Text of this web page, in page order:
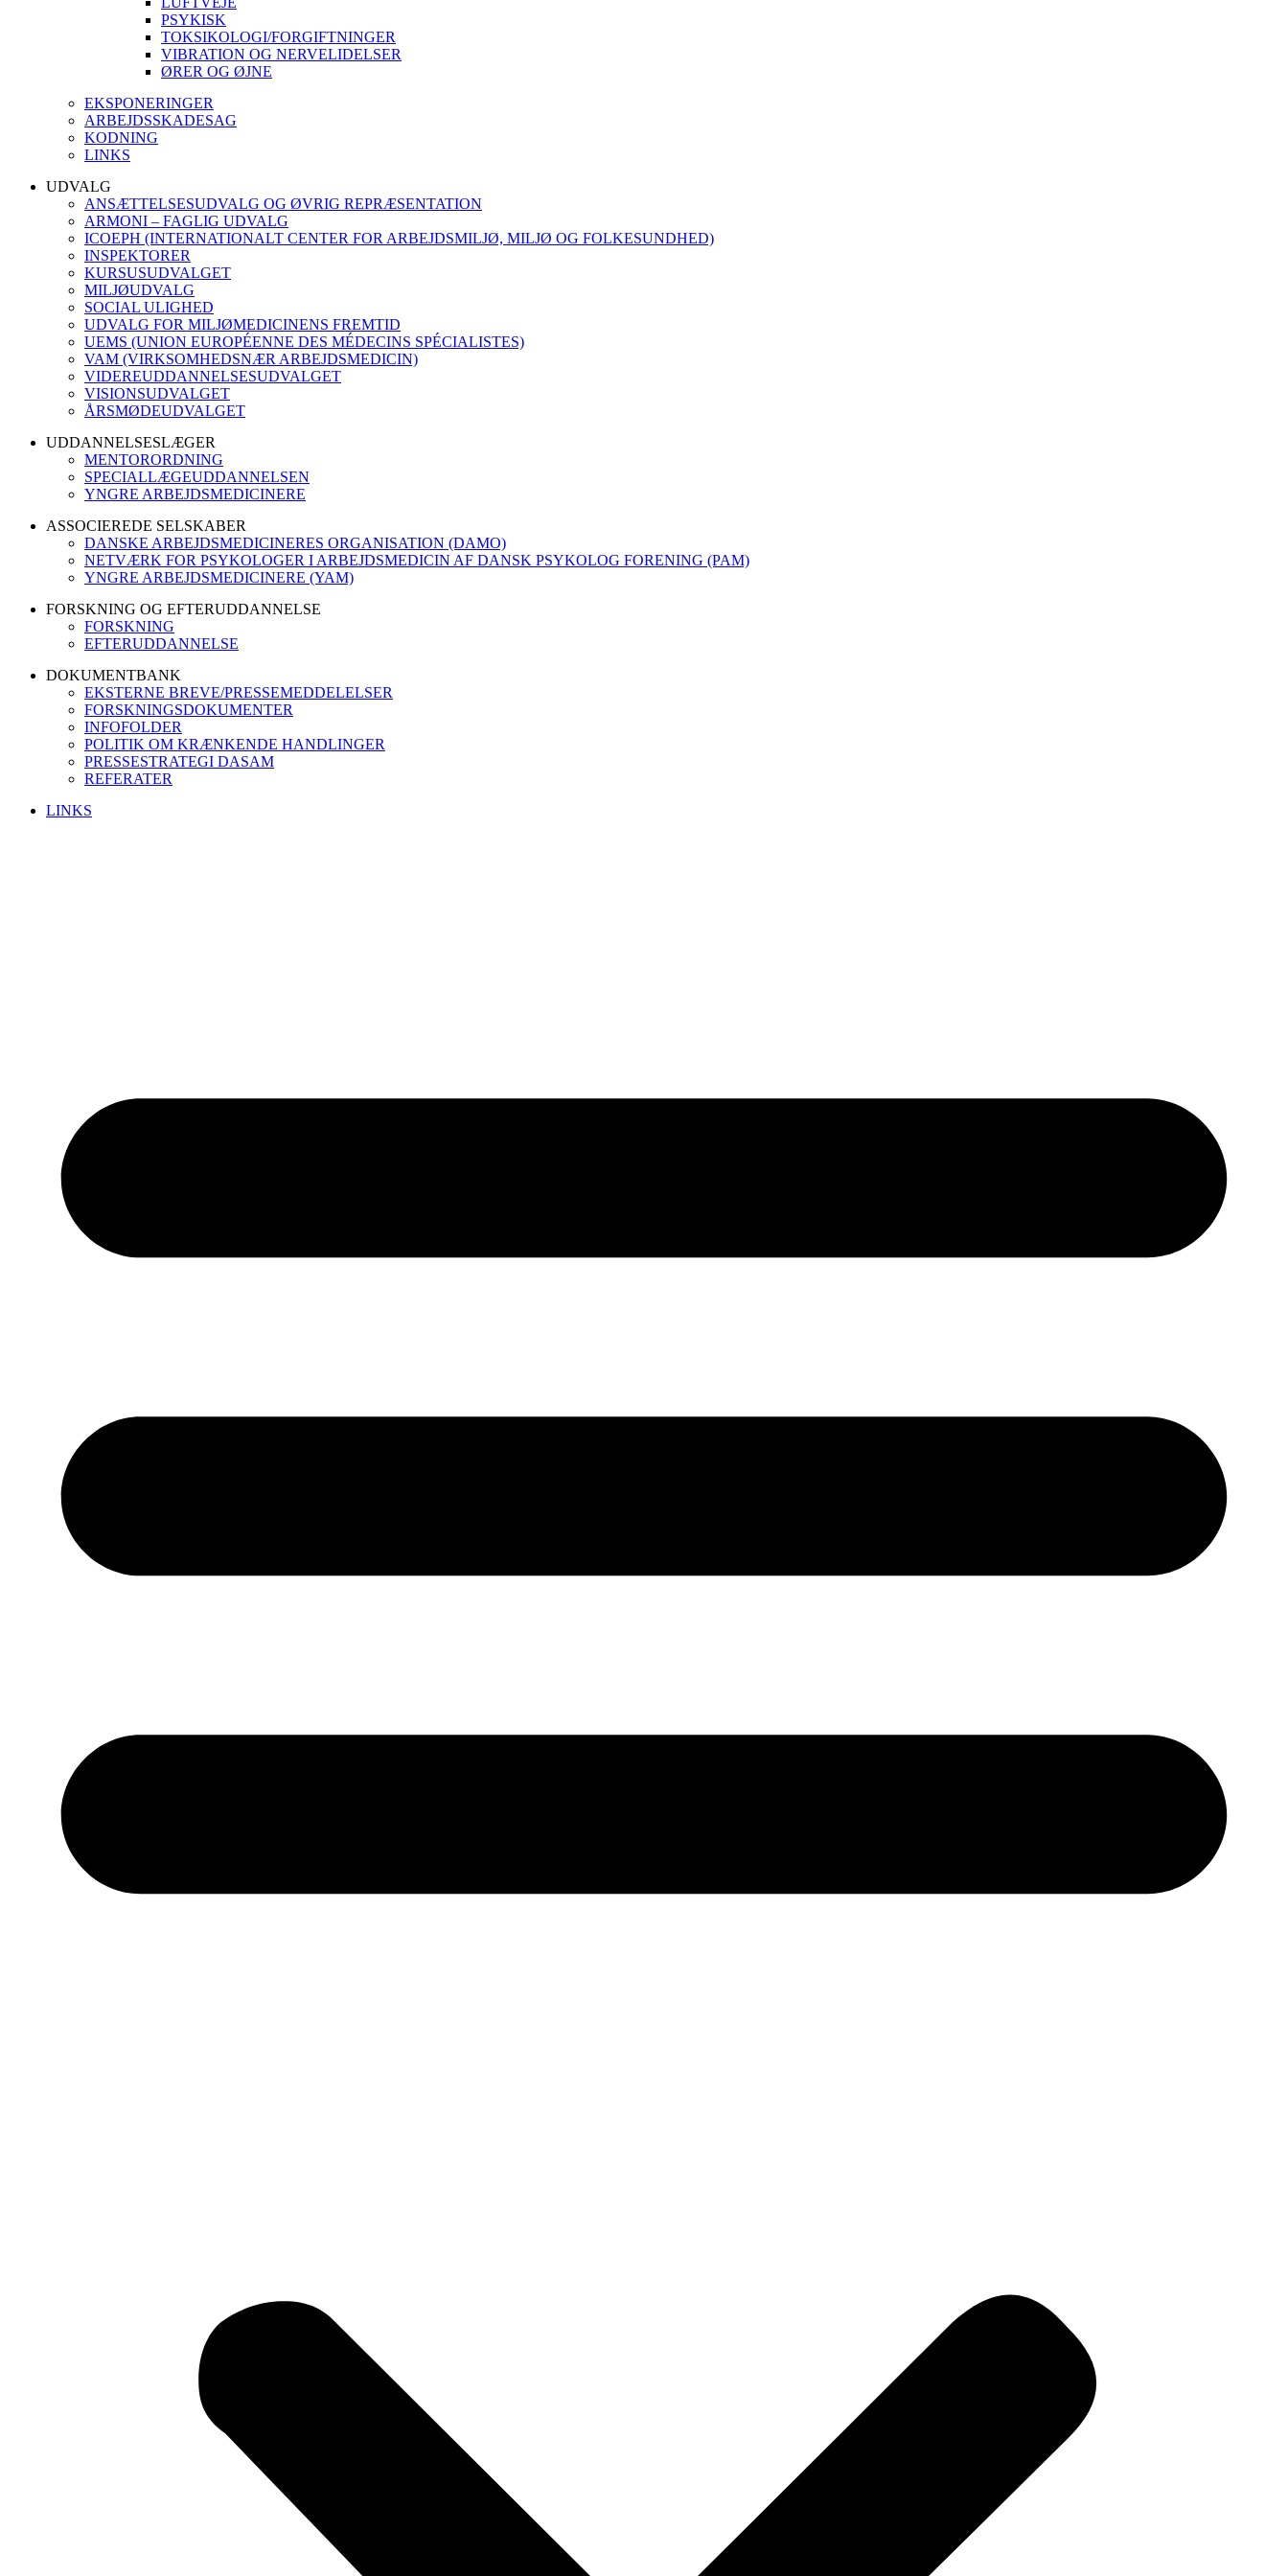
PSYKISK
TOKSIKOLOGI/FORGIFTNINGER
VIBRATION OG NERVELIDELSER
ØRER OG ØJNE
EKSPONERINGER
ARBEJDSSKADESAG
KODNING
LINKS
UDVALG
ANSÆTTELSESUDVALG OG ØVRIG REPRÆSENTATION
ARMONI – FAGLIG UDVALG
ICOEPH (INTERNATIONALT CENTER FOR ARBEJDSMILJØ, MILJØ OG FOLKESUNDHED)
INSPEKTORER
KURSUSUDVALGET
MILJØUDVALG
SOCIAL ULIGHED
UDVALG FOR MILJØMEDICINENS FREMTID
UEMS (UNION EUROPÉENNE DES MÉDECINS SPÉCIALISTES)
VAM (VIRKSOMHEDSNÆR ARBEJDSMEDICIN)
VIDEREUDDANNELSESUDVALGET
VISIONSUDVALGET
ÅRSMØDEUDVALGET
UDDANNELSESLÆGER
MENTORORDNING
SPECIALLÆGEUDDANNELSEN
YNGRE ARBEJDSMEDICINERE
ASSOCIEREDE SELSKABER
DANSKE ARBEJDSMEDICINERES ORGANISATION (DAMO)
NETVÆRK FOR PSYKOLOGER I ARBEJDSMEDICIN AF DANSK PSYKOLOG FORENING (PAM)
YNGRE ARBEJDSMEDICINERE (YAM)
FORSKNING OG EFTERUDDANNELSE
FORSKNING
EFTERUDDANNELSE
DOKUMENTBANK
EKSTERNE BREVE/PRESSEMEDDELELSER
FORSKNINGSDOKUMENTER
INFOFOLDER
POLITIK OM KRÆNKENDE HANDLINGER
PRESSESTRATEGI DASAM
REFERATER
LINKS